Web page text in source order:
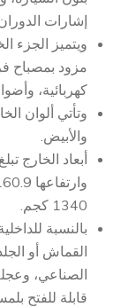
إشارات
مزود بمصباح
كهربائية،
وتأتي ألوان
والأبيض.
1340 كجم.
القماش أو
الصناعي،
قابلة للفتح